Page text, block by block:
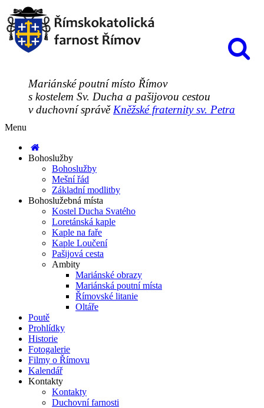
Mariánské poutní místo Římov
s kostelem Sv. Ducha a pašijovou cestou
v duchovní správě Kněžské fraternity sv. Petra
Menu
Bohoslužby
Bohoslužby
Mešní řád
Základní modlitby
Bohoslužebná místa
Kostel Ducha Svatého
Loretánská kaple
Kaple na faře
Kaple Loučení
Pašijová cesta
Ambity
Mariánské obrazy
Mariánská poutní místa
Římovské litanie
Oltáře
Poutě
Prohlídky
Historie
Fotogalerie
Filmy o Římovu
Kalendář
Kontakty
Kontakty
Duchovní farnosti